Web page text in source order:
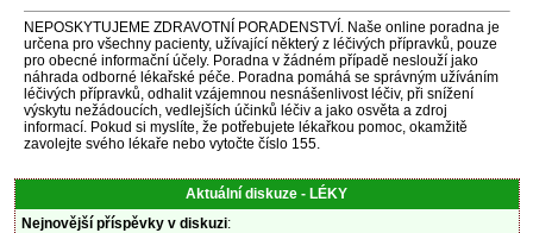
NEPOSKYTUJEME ZDRAVOTNÍ PORADENSTVÍ. Naše online poradna je
určena pro všechny pacienty, užívající některý z léčivých přípravků, pouze
pro obecné informační účely. Poradna v žádném případě neslouží jako
náhrada odborné lékařské péče. Poradna pomáhá se správným užíváním
léčivých přípravků, odhalit vzájemnou nesnášenlivost léčiv, při snížení
výskytu nežádoucích, vedlejších účinků léčiv a jako osvěta a zdroj
informací. Pokud si myslíte, že potřebujete lékařkou pomoc, okamžitě
zavolejte svého lékaře nebo vytočte číslo 155.
Aktuální diskuze - LÉKY
Nejnovější příspěvky v diskuzi: